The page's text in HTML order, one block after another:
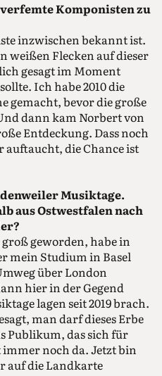
Komponisten zu
inzwischen bekannt ist.
weißen Flecken auf dieser
gesagt im Moment
Ich habe 2010 die
gemacht, bevor die große
dann kam Norbert von
Entdeckung. Dass noch
auftaucht, die Chance ist
Musiktage.
aus Ostwestfalen nach
geworden, habe in
mein Studium in Basel
über London
hier in der Gegend
lagen seit 2019 brach.
man darf dieses Erbe
Publikum, das sich für
noch da. Jetzt bin
auf die Landkarte